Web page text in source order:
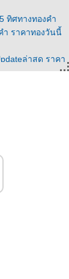
ทิศทางทองคำ
ำ ราคาทองวันนี้
ล่าสุด ราคา
คำแท่ง ราคาทอง
คาทองคำวันนี้
าทองวันนี้
คาทองคำวันนี้